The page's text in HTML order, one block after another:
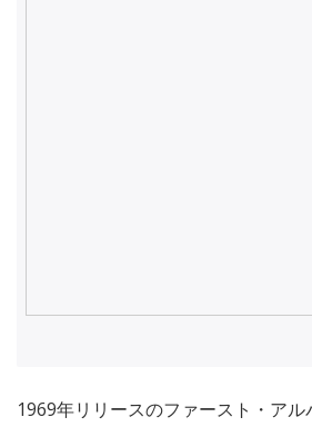
1969年リリースのファースト・アル